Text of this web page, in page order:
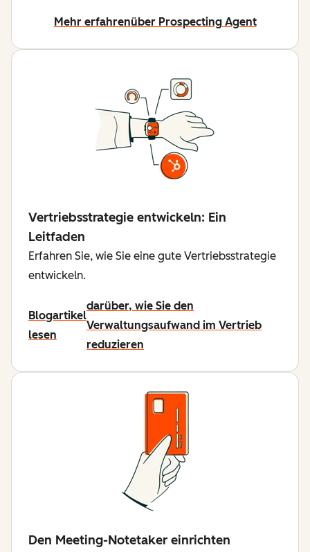
Mehr erfahrenüber Prospecting Agent
Vertriebsstrategie entwickeln: Ein
Leitfaden
Erfahren Sie, wie Sie eine gute Vertriebsstrategie
entwickeln.
Blogartikel
lesen
darüber, wie Sie den
Verwaltungsaufwand im Vertrieb
reduzieren
Den Meeting-Notetaker einrichten